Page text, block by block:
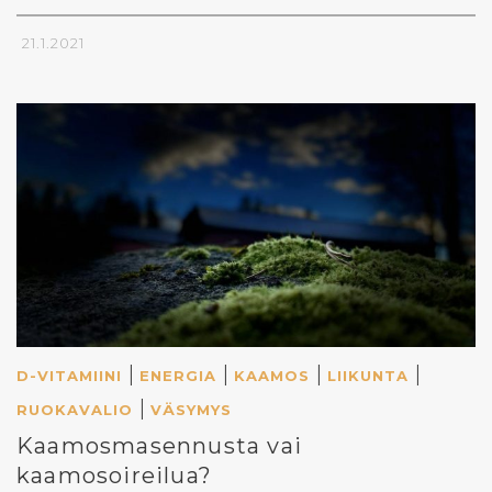
21.1.2021
D-VITAMIINI | ENERGIA | KAAMOS | LIIKUNTA |
RUOKAVALIO | VÄSYMYS
Kaamosmasennusta vai
kaamosoireilua?